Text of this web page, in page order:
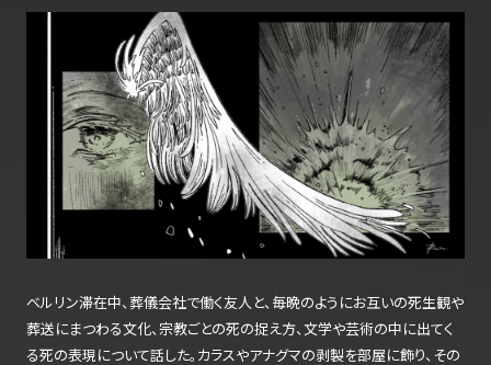
ベルリン滞在中、葬儀会社で働く友人と、毎晩のようにお互いの死生観や
葬送にまつわる文化、宗教ごとの死の捉え方、文学や芸術の中に出てく
る死の表現について話した。カラスやアナグマの剥製を部屋に飾り、その